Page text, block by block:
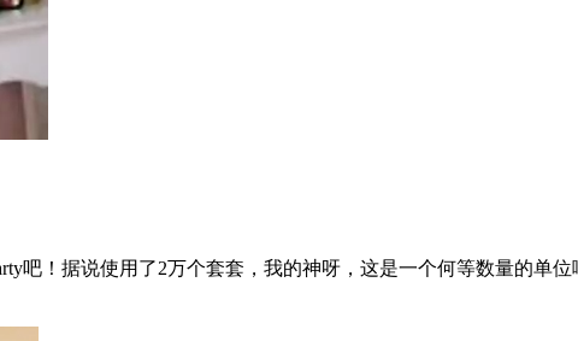
吧！据说使用了2万个套套，我的神呀，这是一个何等数量的单位